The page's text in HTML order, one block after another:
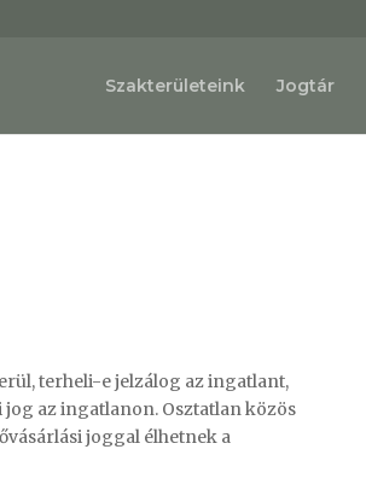
Szakterületeink Jogtár
terheli-e jelzálog az ingatlant,
az ingatlanon. Osztatlan közös
joggal élhetnek a